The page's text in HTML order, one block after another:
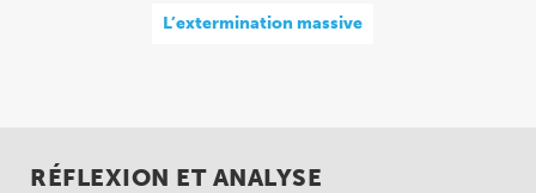
L’extermination massive
RÉFLEXION ET ANALYSE